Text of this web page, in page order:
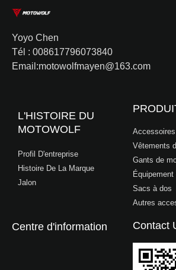
Yoyo Chen
Tél : 008617796073840
Email:motowolfmayen@163.com
L'HISTOIRE DU
MOTOWOLF
Profil D'entreprise
Histoire De La Marque
Jalon
Vêtements
Gants de
Sacs à dos
Autres
Centre d'information Contact